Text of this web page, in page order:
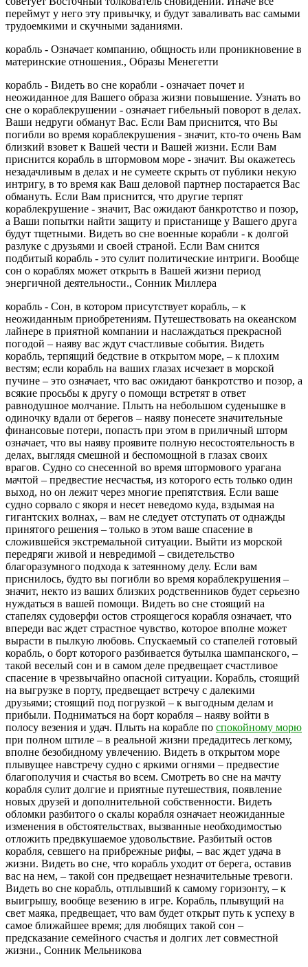
переймут у него эту привычку, и будут заваливать вас самыми
трудоемкими и скучными заданиями.
корабль - Означает компанию, общность или проникновение в
материнские от­ношения., Образы Менегетти
корабль - Видеть во сне корабли - означает почет и
неожиданное для Вашего образа жизни повышение. Узнать во
сне о кораблекрушении - означает гибельный поворот в делах.
Ваши недруги обманут Вас. Если Вам приснится, что Вы
погибли во время кораблекрушения - значит, кто-то очень Вам
близкий взовет к Вашей чести и Вашей жизни. Если Вам
приснится корабль в штормовом море - значит. Вы окажетесь
незадачливым в делах и не сумеете скрыть от публики некую
интригу, в то время как Ваш деловой партнер постарается Вас
обмануть. Если Вам приснится, что другие терпят
кораблекрушение - значит, Вас ожидают банкротство и позор,
а Ваши попытки найти защиту и пристанище у Вашего друга
будут тщетными. Видеть во сне военные корабли - к долгой
разлуке с друзьями и своей страной. Если Вам снится
подбитый корабль - это сулит политические интриги. Вообще
сон о кораблях может открыть в Вашей жизни период
энергичной деятельности., Сонник Миллера
корабль - Сон, в котором присутствует корабль, – к
неожиданным приобретениям. Путешествовать на океанском
лайнере в приятной компании и наслаждаться прекрасной
погодой – наяву вас ждут счастливые события. Видеть
корабль, терпящий бедствие в открытом море, – к плохим
вестям; если корабль на ваших глазах исчезает в морской
пучине – это означает, что вас ожидают банкротство и позор, а
всякие просьбы к другу о помощи встретят в ответ
равнодушное молчание. Плыть на небольшом суденышке в
одиночку вдали от берегов – наяву понесете значительные
финансовые потери, попасть при этом в приличный шторм
означает, что вы наяву проявите полную несостоятельность в
делах, выглядя смешной и беспомощной в глазах своих
врагов. Судно со снесенной во время штормового урагана
мачтой – предвестие несчастья, из которого есть только один
выход, но он лежит через многие препятствия. Если ваше
судно сорвало с якоря и несет неведомо куда, вздымая на
гигантских волнах, – вам не следует отступать от однажды
принятого решения – только в этом ваше спасение в
сложившейся экстремальной ситуации. Выйти из морской
передряги живой и невредимой – свидетельство
благоразумного подхода к затеянному делу. Если вам
приснилось, будто вы погибли во время кораблекрушения –
значит, некто из ваших близких родственников будет серьезно
нуждаться в вашей помощи. Видеть во сне стоящий на
стапелях судоверфи остов строящегося корабля означает, что
впереди вас ждет страстное чувство, которое вполне может
вырасти в пылкую любовь. Спускаемый со стапелей готовый
корабль, о борт которого разбивается бутылка шампанского, –
такой веселый сон и в самом деле предвещает счастливое
спасение в чрезвычайно опасной ситуации. Корабль, стоящий
на выгрузке в порту, предвещает встречу с далекими
друзьями; стоящий под погрузкой – к выгодным делам и
прибыли. Подниматься на борт корабля – наяву войти в
полосу везения и удач. Плыть на корабле по спокойному морю
при полном штиле – в реальной жизни предадитесь легкому,
вполне безобидному увлечению. Видеть в открытом море
плывущее навстречу судно с яркими огнями – предвестие
благополучия и счастья во всем. Смотреть во сне на мачту
корабля сулит долгие и приятные путешествия, появление
новых друзей и дополнительной собственности. Видеть
обломки разбитого о скалы корабля означает неожиданные
изменения в обстоятельствах, вызванные необходимостью
отложить предвкушаемое удовольствие. Разбитый остов
корабля, севшего на прибрежные рифы, – вас ждет удача в
жизни. Видеть во сне, что корабль уходит от берега, оставив
вас на нем, – такой сон предвещает незначительные тревоги.
Видеть во сне корабль, отплывший к самому горизонту, – к
выигрышу, вообще везению в игре. Корабль, плывущий на
свет маяка, предвещает, что вам будет открыт путь к успеху в
самое ближайшее время; для любящих такой сон –
предсказание семейного счастья и долгих лет совместной
жизни., Сонник Мельникова